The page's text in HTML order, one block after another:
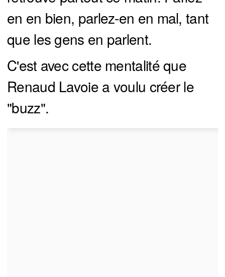
en en bien, parlez-en en mal, tant
que les gens en parlent.
C'est avec cette mentalité que
Renaud Lavoie a voulu créer le
"buzz".